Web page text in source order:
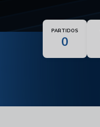
PARTIDOS
0